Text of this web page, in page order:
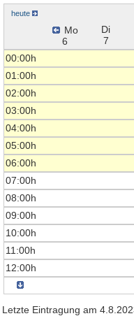
heute
Mo
6
Di
7
00:00h
01:00h
02:00h
03:00h
04:00h
05:00h
06:00h
07:00h
08:00h
09:00h
10:00h
11:00h
12:00h
Letzte Eintragung am